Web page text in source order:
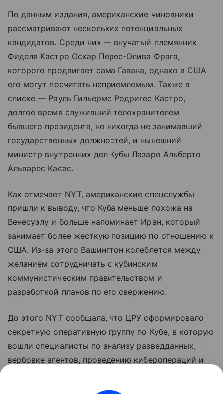
По данным издания, американские чиновники
рассматривают нескольких потенциальных
кандидатов. Среди них — внучатый племянник
Фиделя Кастро Оскар Перес-Олива Фрага,
которого продвигает сама Гавана, однако в США
его могут посчитать неприемлемым. Также в
списке — Рауль Гильермо Родригес Кастро,
долгое время служивший телохранителем
бывшего президента, но никогда не занимавший
государственных должностей, и нынешний
министр внутренних дел Кубы Лазаро Альберто
Альварес Касас.
Как отмечает NYT, американские спецслужбы
пришли к выводу, что Куба меньше похожа на
Венесуэлу и больше напоминает Иран, который
занимает более жесткую позицию по отношению к
США. Из-за этого Вашингтон колеблется между
желанием сотрудничать с кубинским
коммунистическим правительством и
разработкой планов по его свержению.
До этого NYT сообщала, что ЦРУ сформировало
секретную оперативную группу по Кубе, в которую
вошли специалисты по анализу разведданных,
вербовке агентов, проведению киберопераций и
раскола в политической элите Кубы и